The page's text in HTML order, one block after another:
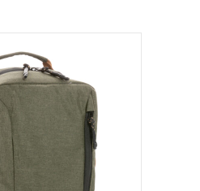
del
prodotto